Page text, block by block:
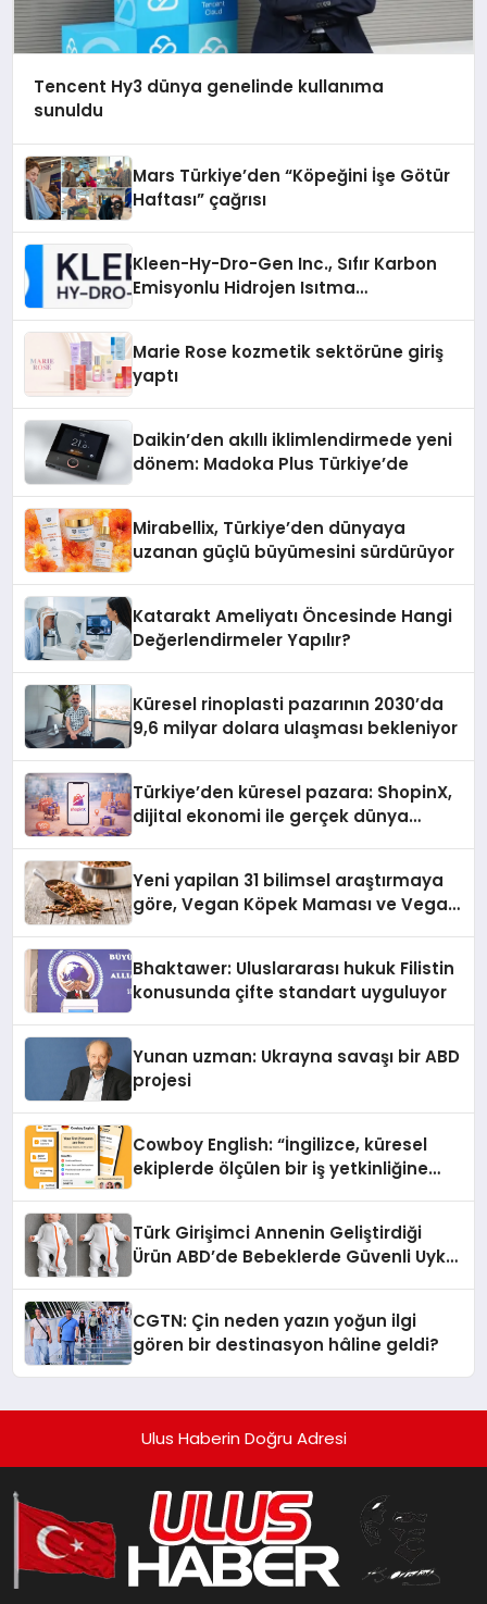
Tencent Hy3 dünya genelinde kullanıma
sunuldu
Mars Türkiye’den “Köpeğini İşe Götür
Haftası” çağrısı
Kleen-Hy-Dro-Gen Inc., Sıfır Karbon
Emisyonlu Hidrojen Isıtma
Marie Rose kozmetik sektörüne giriş
yaptı
Daikin’den akıllı iklimlendirmede yeni
dönem: Madoka Plus Türkiye’de
Mirabellix, Türkiye’den dünyaya
uzanan güçlü büyümesini sürdürüyor
Katarakt Ameliyatı Öncesinde Hangi
Değerlendirmeler Yapılır?
Küresel rinoplasti pazarının 2030’da
9,6 milyar dolara ulaşması bekleniyor
Türkiye’den küresel pazara: ShopinX,
dijital ekonomi ile gerçek dünya
Yeni yapilan 31 bilimsel araştırmaya
göre, Vegan Köpek Maması ve Vegan
Bhaktawer: Uluslararası hukuk Filistin
konusunda çifte standart uyguluyor
Yunan uzman: Ukrayna savaşı bir ABD
projesi
Cowboy English: “İngilizce, küresel
ekiplerde ölçülen bir iş yetkinliğine
Türk Girişimci Annenin Geliştirdiği
Ürün ABD’de Bebeklerde Güvenli Uyku
CGTN: Çin neden yazın yoğun ilgi
gören bir destinasyon hâline geldi?
Ulus Haberin Doğru Adresi